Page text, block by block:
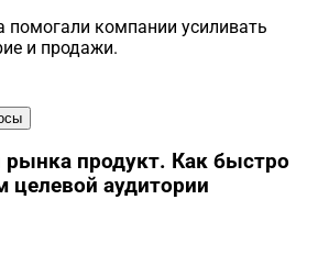
помогали компании усиливать
и продажи.
продукт. Как быстро
целевой аудитории